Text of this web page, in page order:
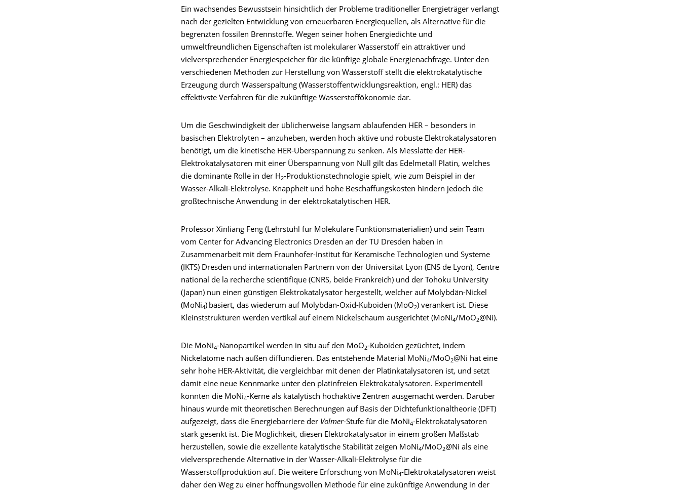
Ein wachsendes Bewusstsein hinsichtlich der Probleme traditioneller Energieträger verlangt
nach der gezielten Entwicklung von erneuerbaren Energiequellen, als Alternative für die
begrenzten fossilen Brennstoffe. Wegen seiner hohen Energiedichte und
umweltfreundlichen Eigenschaften ist molekularer Wasserstoff ein attraktiver und
vielversprechender Energiespeicher für die künftige globale Energienachfrage. Unter den
verschiedenen Methoden zur Herstellung von Wasserstoff stellt die elektrokatalytische
Erzeugung durch Wasserspaltung (Wasserstoffentwicklungsreaktion, engl.: HER) das
effektivste Verfahren für die zukünftige Wasserstoffökonomie dar.
Um die Geschwindigkeit der üblicherweise langsam ablaufenden HER – besonders in
basischen Elektrolyten – anzuheben, werden hoch aktive und robuste Elektrokatalysatoren
benötigt, um die kinetische HER-Überspannung zu senken. Als Messlatte der HER-
Elektrokatalysatoren mit einer Überspannung von Null gilt das Edelmetall Platin, welches
die dominante Rolle in der H2-Produktionstechnologie spielt, wie zum Beispiel in der
Wasser-Alkali-Elektrolyse. Knappheit und hohe Beschaffungskosten hindern jedoch die
großtechnische Anwendung in der elektrokatalytischen HER.
Professor Xinliang Feng (Lehrstuhl für Molekulare Funktionsmaterialien) und sein Team
vom Center for Advancing Electronics Dresden an der TU Dresden haben in
Zusammenarbeit mit dem Fraunhofer-Institut für Keramische Technologien und Systeme
(IKTS) Dresden und internationalen Partnern von der Universität Lyon (ENS de Lyon), Centre
national de la recherche scientifique (CNRS, beide Frankreich) und der Tohoku University
(Japan) nun einen günstigen Elektrokatalysator hergestellt, welcher auf Molybdän-Nickel
(MoNi4) basiert, das wiederum auf Molybdän-Oxid-Kuboiden (MoO2) verankert ist. Diese
Kleinststrukturen werden vertikal auf einem Nickelschaum ausgerichtet (MoNi4/MoO2@Ni).
Die MoNi4-Nanopartikel werden in situ auf den MoO2-Kuboiden gezüchtet, indem
Nickelatome nach außen diffundieren. Das entstehende Material MoNi4/MoO2@Ni hat eine
sehr hohe HER-Aktivität, die vergleichbar mit denen der Platinkatalysatoren ist, und setzt
damit eine neue Kennmarke unter den platinfreien Elektrokatalysatoren. Experimentell
konnten die MoNi4-Kerne als katalytisch hochaktive Zentren ausgemacht werden. Darüber
hinaus wurde mit theoretischen Berechnungen auf Basis der Dichtefunktionaltheorie (DFT)
aufgezeigt, dass die Energiebarriere der Volmer-Stufe für die MoNi4-Elektrokatalysatoren
stark gesenkt ist. Die Möglichkeit, diesen Elektrokatalysator in einem großen Maßstab
herzustellen, sowie die exzellente katalytische Stabilität zeigen MoNi4/MoO2@Ni als eine
vielversprechende Alternative in der Wasser-Alkali-Elektrolyse für die
Wasserstoffproduktion auf. Die weitere Erforschung von MoNi4-Elektrokatalysatoren weist
daher den Weg zu einer hoffnungsvollen Methode für eine zukünftige Anwendung in der